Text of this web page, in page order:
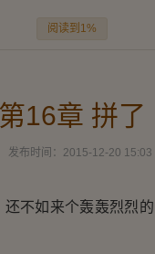
阅读到1%
第16章 拼了
发布时间： 2015-12-20 15:03
如来个轰轰烈烈的